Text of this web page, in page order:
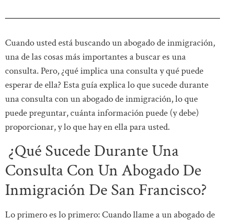
Cuando usted está buscando un abogado de inmigración,
una de las cosas más importantes a buscar es una
consulta. Pero, ¿qué implica una consulta y qué puede
esperar de ella? Esta guía explica lo que sucede durante
una consulta con un abogado de inmigración, lo que
puede preguntar, cuánta información puede (y debe)
proporcionar, y lo que hay en ella para usted.
¿Qué Sucede Durante Una
Consulta Con Un Abogado De
Inmigración De San Francisco?
Lo primero es lo primero: Cuando llame a un abogado de